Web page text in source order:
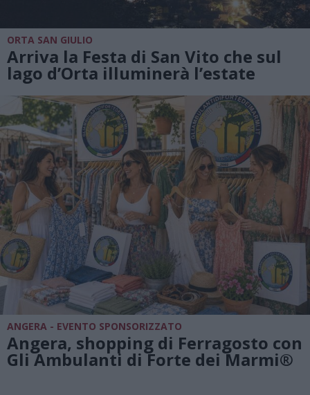
ORTA SAN GIULIO
Arriva la Festa di San Vito che sul
lago d’Orta illuminerà l’estate
ANGERA - EVENTO SPONSORIZZATO
Angera, shopping di Ferragosto con
Gli Ambulanti di Forte dei Marmi®